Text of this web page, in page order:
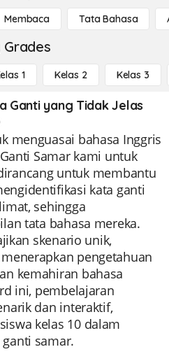
Membaca Tata Bahasa
1 Kelas 2 Kelas 3
Ganti yang Tidak Jelas
menguasai bahasa Inggris
Samar kami untuk
untuk membantu
kata ganti
sehingga
tata bahasa mereka.
skenario unik,
pengetahuan
kemahiran bahasa
ini, pembelajaran
dan interaktif,
kelas 10 dalam
samar.